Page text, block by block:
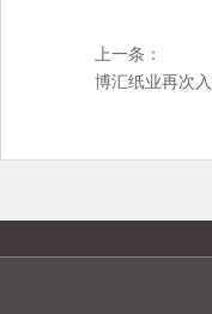
上一条：
博汇纸业再次